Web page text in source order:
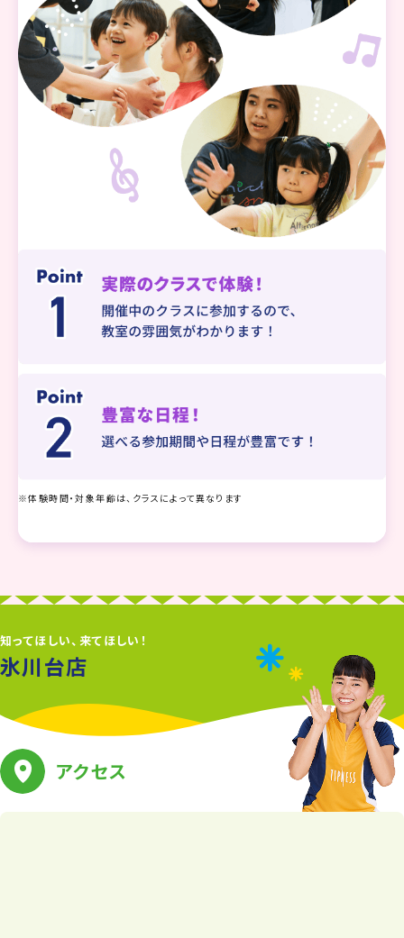
※体験時間・対象年齢は、クラスによって異なります
知ってほしい、来てほしい！
氷川台店
アクセス